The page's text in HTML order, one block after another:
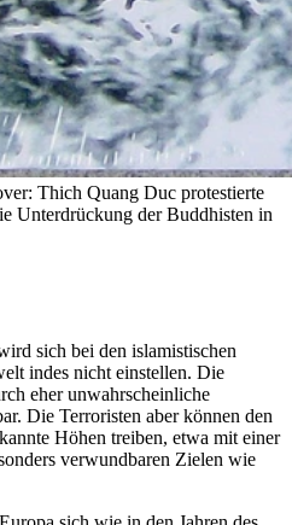
Thich Quang Duc protestierte
Unterdrückung der Buddhisten in
sich bei den islamistischen
indes nicht einstellen. Die
eher unwahrscheinliche
Die Terroristen aber können den
Höhen treiben, etwa mit einer
verwundbaren Zielen wie